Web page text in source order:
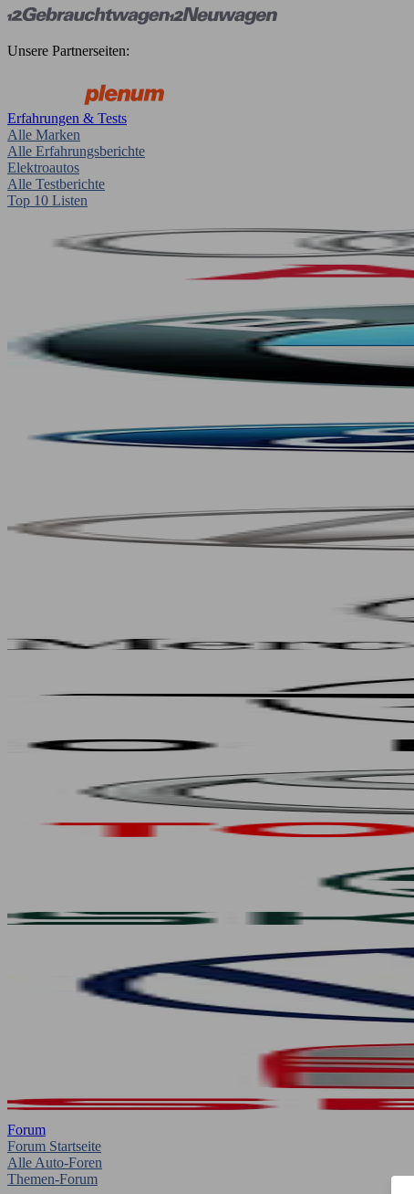
Unsere Partnerseiten:
Erfahrungen & Tests
Alle Marken
Alle Erfahrungsberichte
Elektroautos
Alle Testberichte
Top 10 Listen
Forum
Forum Startseite
Alle Auto-Foren
Themen-Forum